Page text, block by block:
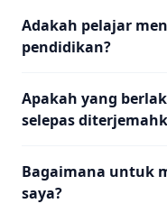
Adakah pelajar
pendidikan?
Apakah yang
selepas
Bagaimana untuk
saya?